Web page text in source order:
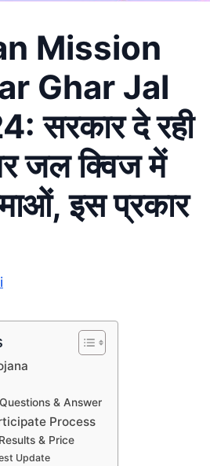
Mission
Ghar Jal
सरकार दे रही
जल क्विज में
इस प्रकार
& Answer
Process
& Price
Update